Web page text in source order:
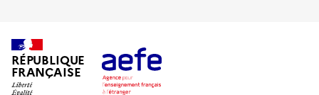
RÉPUBLIQUE
FRANÇAISE